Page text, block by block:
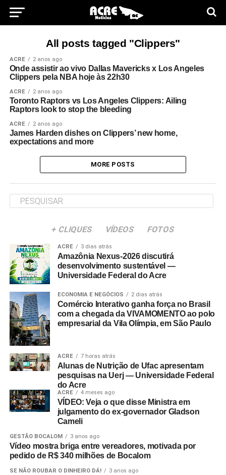
All posts tagged "Clippers"
ACRE 2 anos ago
Onde assistir ao vivo Dallas Mavericks x Los Angeles
Clippers pela NBA hoje às 22h30
ACRE 2 anos ago
Toronto Raptors vs Los Angeles Clippers: Ailing
Raptors look to stop the bleeding
ACRE 2 anos ago
James Harden dishes on Clippers’ new home,
expectations and more
MORE POSTS
+ CLIQUES VÍDEOS FOTOS
ACRE 3 dias atrás
Amazônia Nexus-2026 discutirá
desenvolvimento sustentável —
Universidade Federal do Acre
ECONOMIA E NEGÓCIOS 2 dias atrás
Comércio Interativo ganha força no Brasil
com a chegada da VIVAMOMENTO ao polo
empresarial da Vila Olímpia, em São Paulo
ACRE 7 horas atrás
Alunas de Nutrição de Ufac apresentam
pesquisas na Uerj — Universidade Federal
do Acre
ACRE 4 meses ago
VÍDEO: Veja o que disse Ministra em
julgamento do ex-governador Gladson
Cameli
GESTÃO BOCALOM 3 anos ago
Vídeo mostra briga entre vereadores, motivada por
pedido de R$ 340 milhões de Bocalom
SE NÃO ROUBAR O DINHEIRO DÁ! 3 anos ago